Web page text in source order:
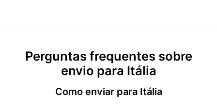
Perguntas frequentes sobre
envio para Itália
Como enviar para Itália